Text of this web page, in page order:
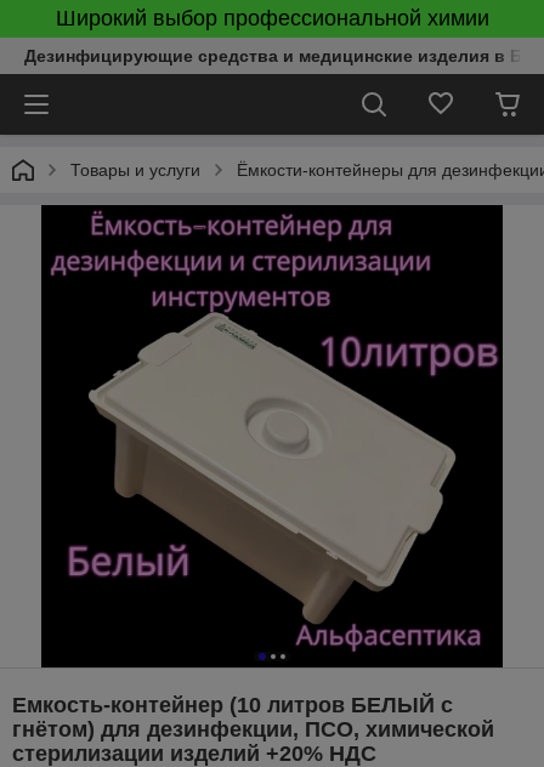
Широкий выбор профессиональной химии
Дезинфицирующие средства и медицинские изделия в
Товары и услуги Ёмкости-контейнеры для
Емкость-контейнер (10 литров БЕЛЫЙ с
гнётом) для дезинфекции, ПСО, химической
стерилизации изделий +20% НДС